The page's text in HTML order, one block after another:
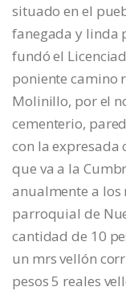
situado en el
fanegada y linda
fundó el
poniente camino
Molinillo, por el
cementerio,
con la expresada
que va a la
anualmente a
parroquial de
cantidad de 10
un mrs vellón
pesos 5 reales